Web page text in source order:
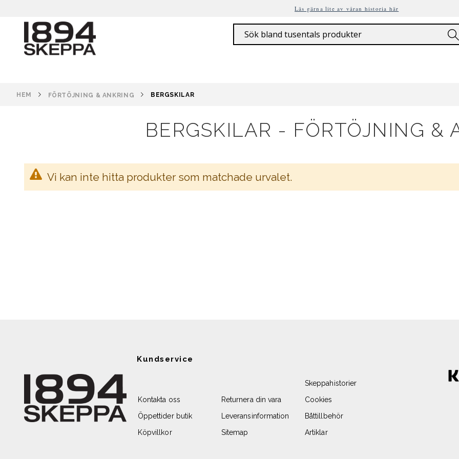
Läs gärna lite av våran historia här
Sök
HEM FÖRTÖJNING & ANKRING BERGSKILAR
BERGSKILAR - FÖRTÖJNING &
Vi kan inte hitta produkter som matchade urvalet.
Kundservice
Kontakta oss
Öppettider butik
Köpvillkor
Returnera din vara
Leveransinformation
Sitemap
Skeppahistorier
Cookies
Båttillbehör
Artiklar